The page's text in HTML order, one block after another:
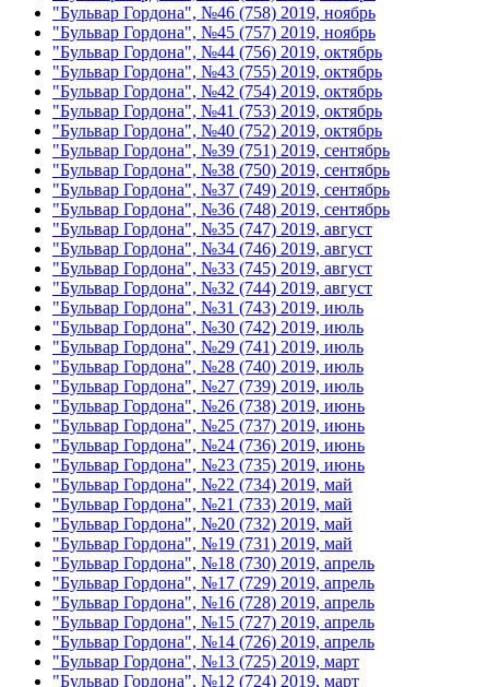
"Бульвар Гордона", №46 (758) 2019, ноябрь
"Бульвар Гордона", №45 (757) 2019, ноябрь
"Бульвар Гордона", №44 (756) 2019, октябрь
"Бульвар Гордона", №43 (755) 2019, октябрь
"Бульвар Гордона", №42 (754) 2019, октябрь
"Бульвар Гордона", №41 (753) 2019, октябрь
"Бульвар Гордона", №40 (752) 2019, октябрь
"Бульвар Гордона", №39 (751) 2019, сентябрь
"Бульвар Гордона", №38 (750) 2019, сентябрь
"Бульвар Гордона", №37 (749) 2019, сентябрь
"Бульвар Гордона", №36 (748) 2019, сентябрь
"Бульвар Гордона", №35 (747) 2019, август
"Бульвар Гордона", №34 (746) 2019, август
"Бульвар Гордона", №33 (745) 2019, август
"Бульвар Гордона", №32 (744) 2019, август
"Бульвар Гордона", №31 (743) 2019, июль
"Бульвар Гордона", №30 (742) 2019, июль
"Бульвар Гордона", №29 (741) 2019, июль
"Бульвар Гордона", №28 (740) 2019, июль
"Бульвар Гордона", №27 (739) 2019, июль
"Бульвар Гордона", №26 (738) 2019, июнь
"Бульвар Гордона", №25 (737) 2019, июнь
"Бульвар Гордона", №24 (736) 2019, июнь
"Бульвар Гордона", №23 (735) 2019, июнь
"Бульвар Гордона", №22 (734) 2019, май
"Бульвар Гордона", №21 (733) 2019, май
"Бульвар Гордона", №20 (732) 2019, май
"Бульвар Гордона", №19 (731) 2019, май
"Бульвар Гордона", №18 (730) 2019, апрель
"Бульвар Гордона", №17 (729) 2019, апрель
"Бульвар Гордона", №16 (728) 2019, апрель
"Бульвар Гордона", №15 (727) 2019, апрель
"Бульвар Гордона", №14 (726) 2019, апрель
"Бульвар Гордона", №13 (725) 2019, март
"Бульвар Гордона", №12 (724) 2019, март